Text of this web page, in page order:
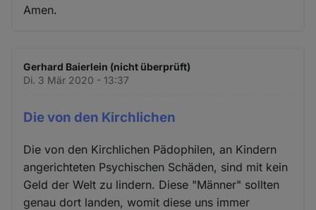
Amen.
Gerhard Baierlein (nicht überprüft)
Di. 3 Mär 2020 - 13:37
Die von den Kirchlichen
Die von den Kirchlichen Pädophilen, an Kindern
angerichteten Psychischen Schäden, sind mit kein
Geld der Welt zu lindern. Diese "Männer" sollten
genau dort landen, womit diese uns immer